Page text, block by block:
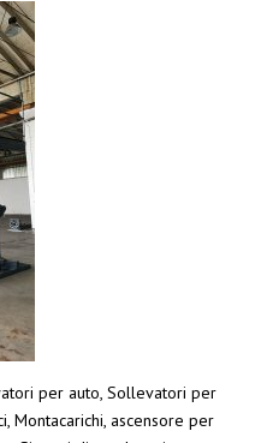
per auto, Sollevatori per
Montacarichi, ascensore per